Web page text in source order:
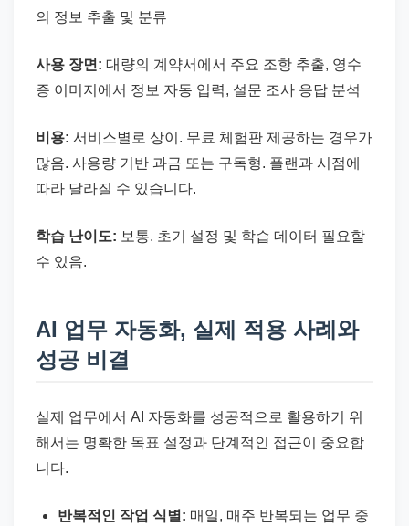
의 정보 추출 및 분류
사용 장면: 대량의 계약서에서 주요 조항 추출, 영수
증 이미지에서 정보 자동 입력, 설문 조사 응답 분석
비용: 서비스별로 상이. 무료 체험판 제공하는 경우가
많음. 사용량 기반 과금 또는 구독형. 플랜과 시점에
따라 달라질 수 있습니다.
학습 난이도: 보통. 초기 설정 및 학습 데이터 필요할
수 있음.
AI 업무 자동화, 실제 적용 사례와
성공 비결
실제 업무에서 AI 자동화를 성공적으로 활용하기 위
해서는 명확한 목표 설정과 단계적인 접근이 중요합
니다.
반복적인 작업 식별: 매일, 매주 반복되는 업무 중